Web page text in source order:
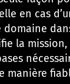
en cas
la mission,
manière